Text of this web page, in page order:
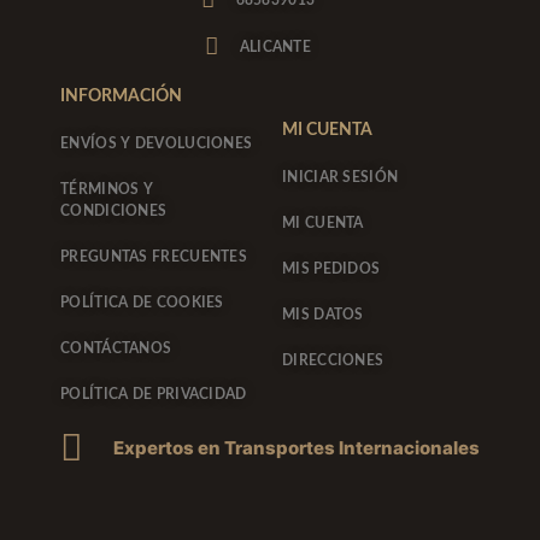
r
m
o
k
-
ALICANTE
INFORMACIÓN
ENVÍOS Y DEVOLUCIONES
TÉRMINOS Y
CONDICIONES
PREGUNTAS FRECUENTES
POLÍTICA DE COOKIES
CONTÁCTANOS
POLÍTICA DE PRIVACIDAD
MI CUENTA
INICIAR SESIÓN
MI CUENTA
MIS PEDIDOS
MIS DATOS
DIRECCIONES
Expertos en Transportes Internacionales